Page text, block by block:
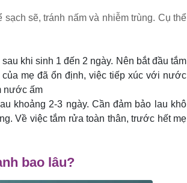
sẽ, tránh nấm và nhiễm trùng. Cụ thể
khi sinh 1 đến 2 ngày. Nên bắt đầu tắm
mẹ đã ổn định, việc tiếp xúc với nước
nước ấm
khoảng 2-3 ngày. Cần đảm bảo lau khô
Về việc tắm rửa toàn thân, trước hết mẹ
bao lâu?